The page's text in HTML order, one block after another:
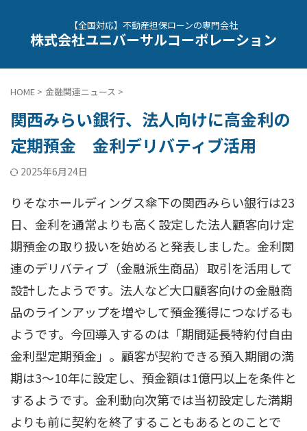
【全国対応】不動産担保ローンの専門会社
株式会社ユニバーサルコーポレーション
HOME > 金融関連ニュース >
関西みらい銀行、法人向けに高金利の
定期預金 金利デリバティブ活用
2025年6月24日
りそなホールディングス傘下の関西みらい銀行は23
日、金利を通常よりも高く設定した法人顧客向け定
期預金の取り扱いを始めると発表しました。金利関
連のデリバティブ（金融派生商品）取引を活用して
設計したようです。法人など大口顧客向けの金融商
品のラインアップを増やして預金獲得につなげるも
ようです。今回導入するのは「期間延長特約付自由
金利型定期預金」。顧客が契約できる預入期間の満
期は3〜10年に設定し、預金額は1億円以上を条件と
するようです。金利動向次第では当初設定した満期
よりも前に契約を終了することもあるとのことで